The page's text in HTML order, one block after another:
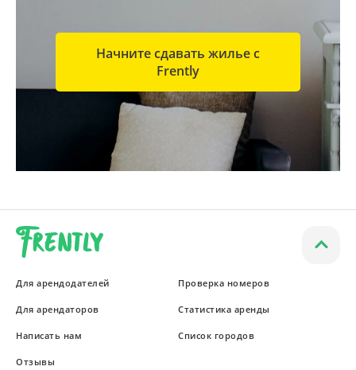
Начните сдавать жилье с
Frently
Для арендодателей
Для арендаторов
Написать нам
Отзывы
Проверка номеров
Статистика аренды
Список городов